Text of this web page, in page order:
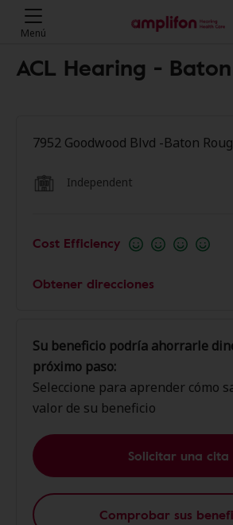
Menú
ACL Hearing -
7952 Goodwood Blvd -Baton
Independent
Cost Efficiency
Obtener direcciones
Su beneficio podría ahorrarle
próximo paso:
Seleccione para aprender cómo
valor de su beneficio
Solicitar una cita
Comprobar sus